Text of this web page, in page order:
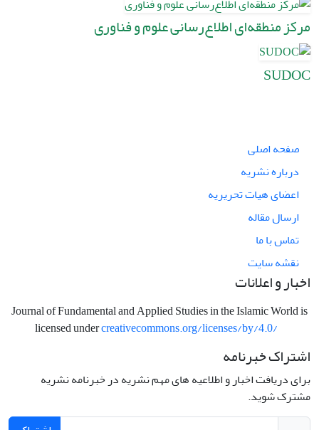
مرکز منطقه‌ای اطلاع‌رسانی علوم و فناوری
SUDOC
صفحه اصلی
درباره نشریه
اعضای هیات تحریریه
ارسال مقاله
تماس با ما
نقشه سایت
اخبار و اعلانات
Journal of Fundamental and Applied Studies in the Islamic World is
licensed undercreativecommons.org/licenses/by/4.0/
اشتراک خبرنامه
برای دریافت اخبار و اطلاعیه های مهم نشریه در خبرنامه نشریه
مشترک شوید.